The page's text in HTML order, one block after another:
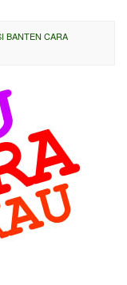
BANTEN CARA